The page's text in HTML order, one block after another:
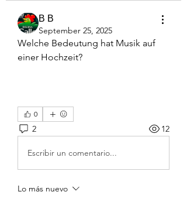
В В
September 25, 2025
Welche Bedeutung hat Musik auf
einer Hochzeit?
0
2 12
Escribir un comentario...
Lo más nuevo